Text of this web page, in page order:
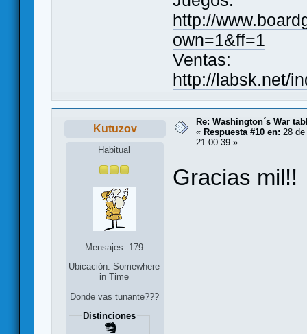
http://
own=1&ff=1
Ventas:
http://labsk.net/
Kutuzov
Habitual
Mensajes: 179
Ubicación: Somewhere
in Time
Donde vas tunante???
Distinciones
Re: Washington´s War
« Respuesta #10 en: 28
21:00:39 »
Gracias mil!!